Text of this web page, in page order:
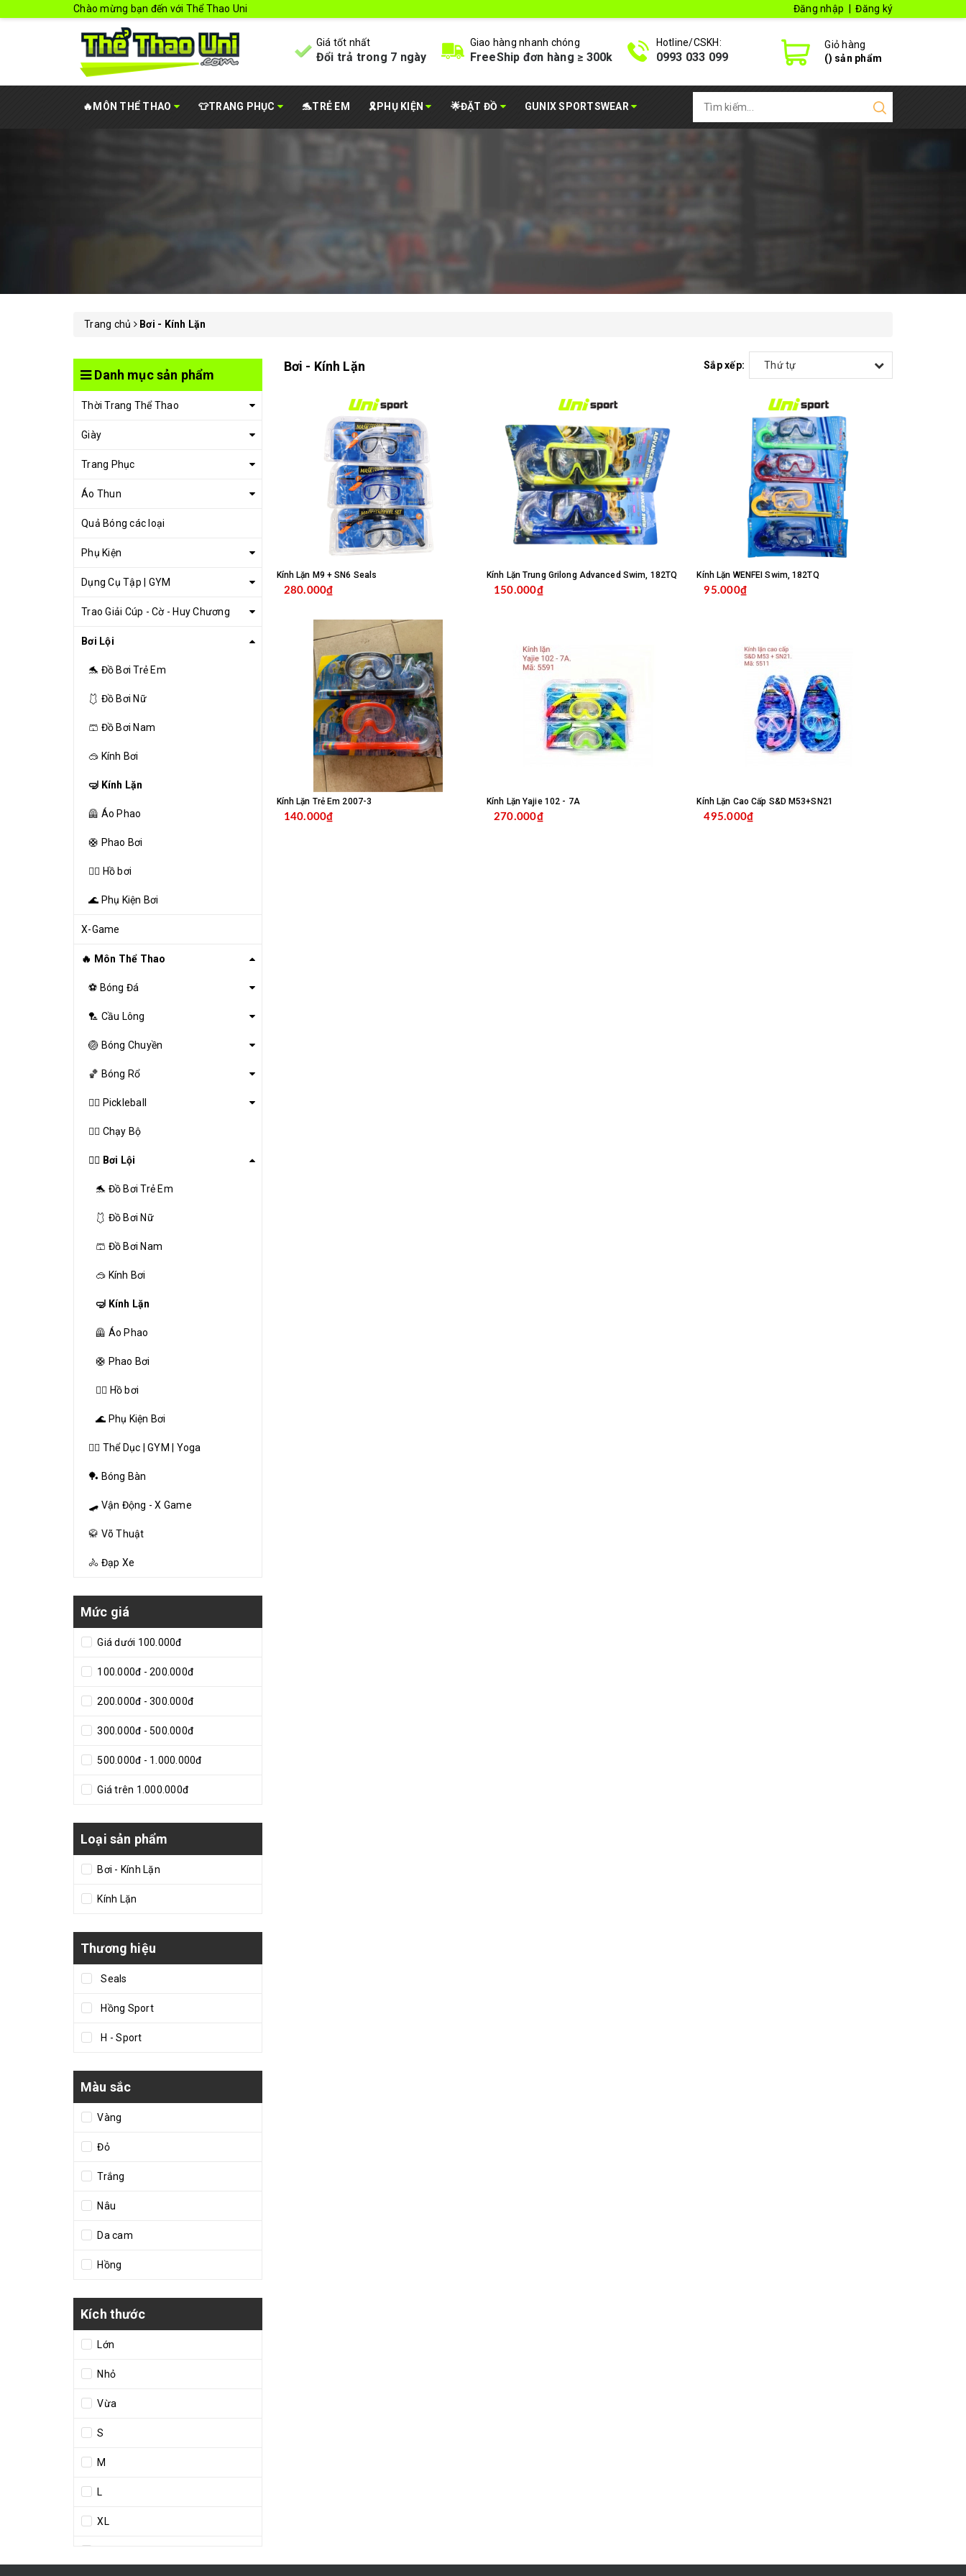
Chào mừng bạn đến với Thể Thao Uni Đăng nhập Đăng ký
Giá tốt nhất
Đổi trả trong 7 ngày
Giao hàng nhanh chóng
FreeShip đơn hàng ≥ 300k
Hotline/CSKH:
0993 033 099
Giỏ hàng
() sản phẩm
🔥MÔN THỂ THAO 👕TRANG PHỤC 🐬TRẺ EM 🎗️PHỤ KIỆN 🌟ĐẶT ĐỒ GUNIX SPORTSWEAR
Trang chủ Bơi - Kính Lặn
Bơi - Kính Lặn Sắp xếp: Thứ tự
Kính Lặn M9 + SN6 Seals
280.000₫
Kính Lặn Trung Grilong Advanced Swim, 182TQ
150.000₫
Kính Lặn WENFEI Swim, 182TQ
95.000₫
Kính Lặn Trẻ Em 2007-3
140.000₫
Kính Lặn Yajie 102 - 7A
270.000₫
Kính Lặn Cao Cấp S&D M53+SN21
495.000₫
Danh mục sản phẩm
Thời Trang Thể Thao
Giày
Trang Phục
Áo Thun
Quả Bóng các loại
Phụ Kiện
Dụng Cụ Tập | GYM
Trao Giải Cúp - Cờ - Huy Chương
Bơi Lội
🐬 Đồ Bơi Trẻ Em
🩱 Đồ Bơi Nữ
🩳 Đồ Bơi Nam
🥽 Kính Bơi
🤿 Kính Lặn
🦺 Áo Phao
🛟 Phao Bơi
🏊‍♂️ Hồ bơi
🌊 Phụ Kiện Bơi
X-Game
🔥 Môn Thể Thao
⚽ Bóng Đá
🏸 Cầu Lông
🏐 Bóng Chuyền
🏀 Bóng Rổ
🤾‍♂️ Pickleball
🏃‍♂️ Chạy Bộ
🏊‍♂️ Bơi Lội
🐬 Đồ Bơi Trẻ Em
🩱 Đồ Bơi Nữ
🩳 Đồ Bơi Nam
🥽 Kính Bơi
🤿 Kính Lặn
🦺 Áo Phao
🛟 Phao Bơi
🏊‍♂️ Hồ bơi
🌊 Phụ Kiện Bơi
🏋️‍♂️ Thể Dục | GYM | Yoga
🏓 Bóng Bàn
🛹 Vận Động - X Game
🥋 Võ Thuật
🚴 Đạp Xe
Mức giá
Giá dưới 100.000đ
100.000đ - 200.000đ
200.000đ - 300.000đ
300.000đ - 500.000đ
500.000đ - 1.000.000đ
Giá trên 1.000.000đ
Loại sản phẩm
Bơi - Kính Lặn
Kính Lặn
Thương hiệu
Seals
Hồng Sport
H - Sport
Màu sắc
Vàng
Đỏ
Trắng
Nâu
Da cam
Hồng
Kích thước
Lớn
Nhỏ
Vừa
S
M
L
XL